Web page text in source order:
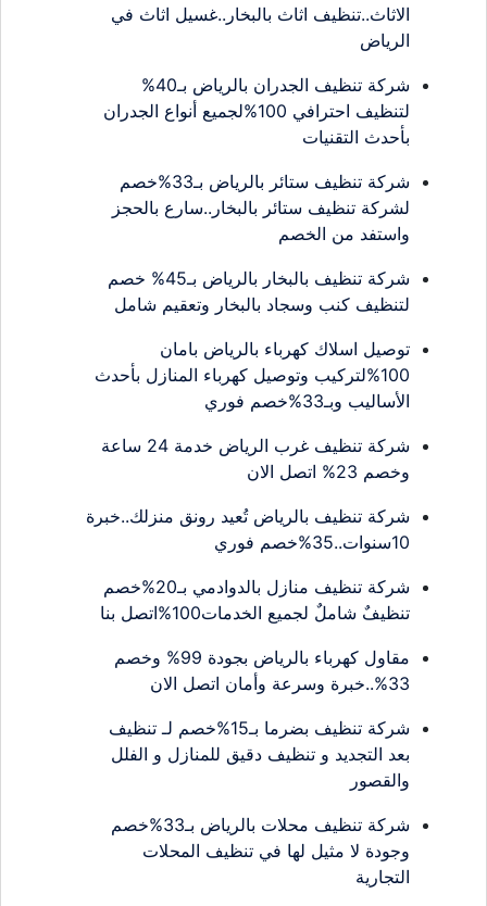
الاثاث..تنظيف اثاث بالبخار..غسيل اثاث في
الرياض
شركة تنظيف الجدران بالرياض بـ40%
لتنظيف احترافي 100%لجميع أنواع الجدران
بأحدث التقنيات
شركة تنظيف ستائر بالرياض بـ33%خصم
لشركة تنظيف ستائر بالبخار..سارع بالحجز
واستفد من الخصم
شركة تنظيف بالبخار بالرياض بـ45% خصم
لتنظيف كنب وسجاد بالبخار وتعقيم شامل
توصيل اسلاك كهرباء بالرياض بامان
100%لتركيب وتوصيل كهرباء المنازل بأحدث
الأساليب وبـ33%خصم فوري
شركة تنظيف غرب الرياض خدمة 24 ساعة
وخصم 23% اتصل الان
شركة تنظيف بالرياض تُعيد رونق منزلك..خبرة
10سنوات..35%خصم فوري
شركة تنظيف منازل بالدوادمي بـ20%خصم
تنظيفٌ شاملٌ لجميع الخدمات100%اتصل بنا
مقاول كهرباء بالرياض بجودة 99% وخصم
33%..خبرة وسرعة وأمان اتصل الان
شركة تنظيف بضرما بـ15%خصم لـ تنظيف
بعد التجديد و تنظيف دقيق للمنازل و الفلل
والقصور
شركة تنظيف محلات بالرياض بـ33%خصم
وجودة لا مثيل لها في تنظيف المحلات
التجارية